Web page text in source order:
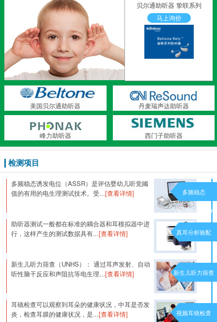
贝尔通助听器 挚联系列
马上询价
美国贝尔通助听器 丹麦瑞声达助听器
峰力助听器 西门子助听器
检测项目
多频稳态诱发电位（ASSR）是评估婴幼儿听觉阈
值的有用的电生理测试技术。受...[查看详情] 多频稳态
（ASSR）诱发电
位
助听器测试一般都在标准的耦合器和耳模拟器中进
行，这样产生的测试数据具有...[查看详情] 真耳分析验配
新生儿听力筛查（UNHS）： 通过耳声发射、自动
听性脑干反应和声阻抗等电生理...[查看详情] 新生儿听力筛查
耳镜检查可以观察到耳朵的健康状况，中耳是否发
炎，检查耳膜的健康状况，是...[查看详情] 视频耳镜检查